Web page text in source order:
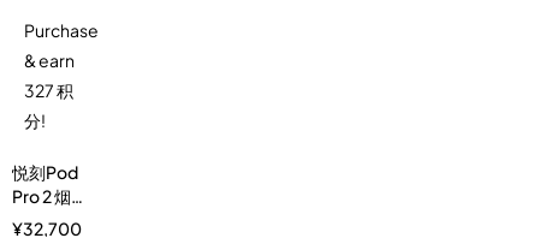
Purchase
& earn
327 积
分!
悦刻Pod
Pro 2 烟弹
特惠装30
¥32,700